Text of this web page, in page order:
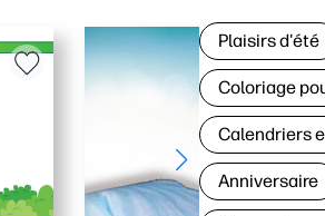
Plaisirs d'été
Coloriage
Calendriers
Anniversaire